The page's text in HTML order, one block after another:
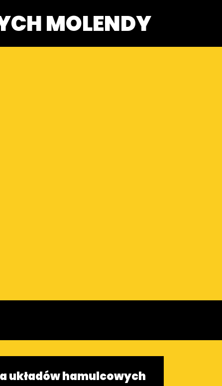
MOLENDY
układów hamulcowych